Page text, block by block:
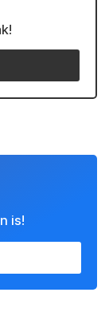
is!